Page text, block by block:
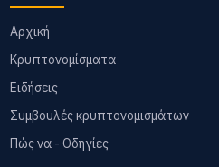
Αρχική
Κρυπτονομίσματα
Ειδήσεις
Συμβουλές κρυπτονομισμάτων
Πώς να - Οδηγίες